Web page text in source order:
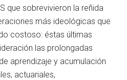
que sobrevivieron la reñida
más ideológicas que
costoso: éstas últimas
las prolongadas
aprendizaje y acumulación
actuariales,